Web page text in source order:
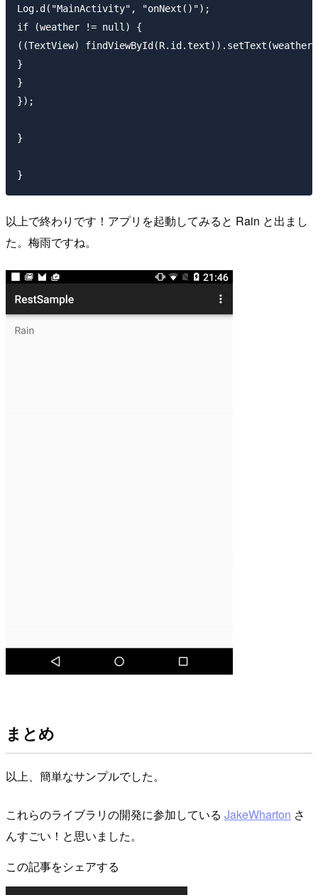
Log.d("MainActivity", "onNext()");
if (weather != null) {
((TextView)
}
}
});
}
以上で終わりです！アプリを起動してみると Rain と出まし
た。梅雨ですね。
まとめ
以上、簡単なサンプルでした。
これらのライブラリの開発に参加している JakeWharton さ
んすごい！と思いました。
この記事をシェアする